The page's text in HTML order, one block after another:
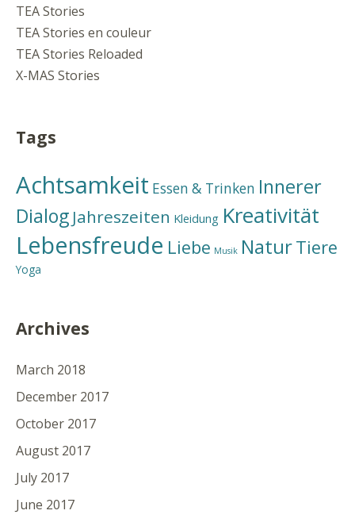
TEA Stories
TEA Stories en couleur
TEA Stories Reloaded
X-MAS Stories
Tags
Achtsamkeit Essen & Trinken Innerer
Dialog Jahreszeiten Kleidung Kreativität
Lebensfreude Liebe Musik NaturTiere
Yoga
Archives
March 2018
December 2017
October 2017
August 2017
July 2017
June 2017